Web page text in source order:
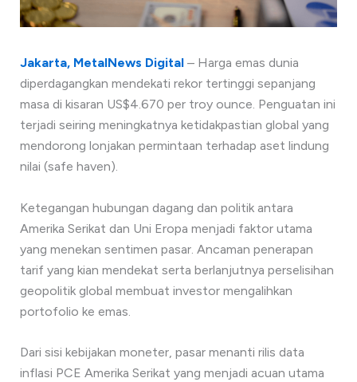
Jakarta, MetalNews Digital– Harga emas dunia
diperdagangkan mendekati rekor tertinggi sepanjang
masa di kisaran US$4.670 per troy ounce. Penguatan ini
terjadi seiring meningkatnya ketidakpastian global yang
mendorong lonjakan permintaan terhadap aset lindung
nilai (safe haven).
Ketegangan hubungan dagang dan politik antara
Amerika Serikat dan Uni Eropa menjadi faktor utama
yang menekan sentimen pasar. Ancaman penerapan
tarif yang kian mendekat serta berlanjutnya perselisihan
geopolitik global membuat investor mengalihkan
portofolio ke emas.
Dari sisi kebijakan moneter, pasar menanti rilis data
inflasi PCE Amerika Serikat yang menjadi acuan utama